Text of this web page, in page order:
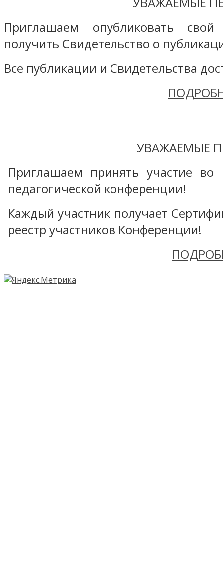
Приглашаем опубликовать
получить Свидетельство о
Все публикации и Свидетельства
УВАЖАЕМЫЕ
Приглашаем принять участие во
педагогической конференции!
Каждый участник получает
реестр участников Конференции!